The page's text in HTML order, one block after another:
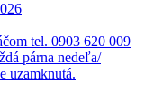
tel. 0903 620 009
párna nedeľa/
uzamknutá.